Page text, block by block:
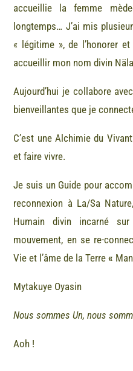
accueillie la femme
longtemps… J’ai mis
« légitime », de l’honorer
accueillir mon nom divin
Aujourd’hui je collabore
bienveillantes que je
C’est une Alchimie du
et faire vivre.
Je suis un Guide pour
reconnexion à La/Sa
Humain divin incarné
mouvement, en se re-
Vie et l’âme de la Terre«
Mytakuye Oyasin
Nous sommes Un, nous
Aoh !